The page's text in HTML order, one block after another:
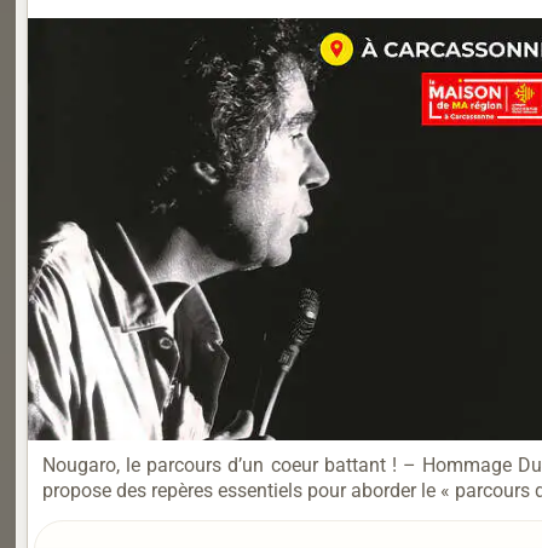
Nougaro, le parcours d’un coeur battant ! – Hommage
propose des repères essentiels pour aborder le «